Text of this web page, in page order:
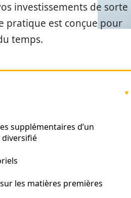
investissements de sorte
pratique est conçue pour
temps.
supplémentaires d’un
les matières premières